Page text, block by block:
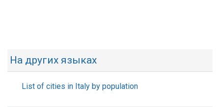
На других языках
List of cities in Italy by population